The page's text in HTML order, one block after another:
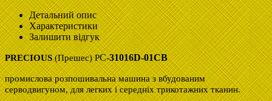
Детальний опис
Характеристики
Залишити відгук
PRECIOUS(Прешес) PC-31016D-01CB
промислова розпошивальна машина з вбудованим
серводвигуном, для легких і середніх трикотажних тканин.